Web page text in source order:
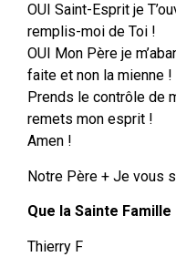
OUI Saint-Esprit je
remplis-moi de Toi !
OUI Mon Père je
faite et non la mienne !
Prends le contrôle de
remets mon esprit !
Amen !
Notre Père + Je vous
Que la Sainte
Thierry F